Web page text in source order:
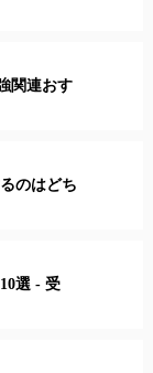
関連おす
のはどち
選 - 受